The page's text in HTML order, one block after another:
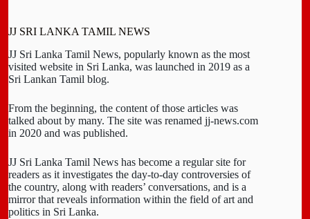
JJ SRI LANKA TAMIL NEWS
JJ Sri Lanka Tamil News, popularly known as the most
visited website in Sri Lanka, was launched in 2019 as a
Sri Lankan Tamil blog.
From the beginning, the content of those articles was
talked about by many. The site was renamed jj-news.com
in 2020 and was published.
JJ Sri Lanka Tamil News has become a regular site for
readers as it investigates the day-to-day controversies of
the country, along with readers’ conversations, and is a
mirror that reveals information within the field of art and
politics in Sri Lanka.